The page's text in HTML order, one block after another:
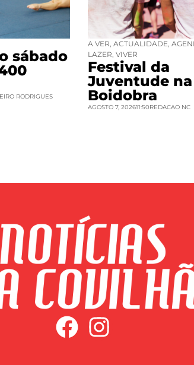
sábado
RODRIGUES
A VER ACTUALIDADE
LAZER VIVER
Festival da
Juventude na
Boidobra
AGOSTO 7, 202611:50REDACAO NC